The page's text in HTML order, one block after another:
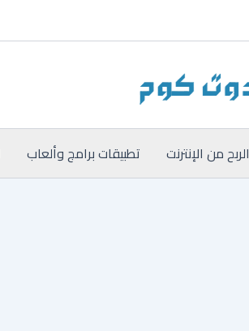
الربح من الإنترنت تطبيقات برامج وألعاب